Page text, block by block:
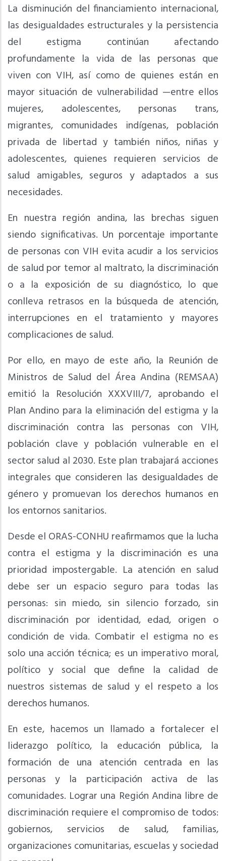
La disminución del financiamiento internacional,
las desigualdades estructurales y la persistencia
del estigma continúan afectando
profundamente la vida de las personas que
viven con VIH, así como de quienes están en
mayor situación de vulnerabilidad —entre ellos
mujeres, adolescentes, personas trans,
migrantes, comunidades indígenas, población
privada de libertad y también niños, niñas y
adolescentes, quienes requieren servicios de
salud amigables, seguros y adaptados a sus
necesidades.
En nuestra región andina, las brechas siguen
siendo significativas. Un porcentaje importante
de personas con VIH evita acudir a los servicios
de salud por temor al maltrato, la discriminación
o a la exposición de su diagnóstico, lo que
conlleva retrasos en la búsqueda de atención,
interrupciones en el tratamiento y mayores
complicaciones de salud.
Por ello, en mayo de este año, la Reunión de
Ministros de Salud del Área Andina (REMSAA)
emitió la Resolución XXXVIII/7, aprobando el
Plan Andino para la eliminación del estigma y la
discriminación contra las personas con VIH,
población clave y población vulnerable en el
sector salud al 2030. Este plan trabajará acciones
integrales que consideren las desigualdades de
género y promuevan los derechos humanos en
los entornos sanitarios.
Desde el ORAS-CONHU reafirmamos que la lucha
contra el estigma y la discriminación es una
prioridad impostergable. La atención en salud
debe ser un espacio seguro para todas las
personas: sin miedo, sin silencio forzado, sin
discriminación por identidad, edad, origen o
condición de vida. Combatir el estigma no es
solo una acción técnica; es un imperativo moral,
político y social que define la calidad de
nuestros sistemas de salud y el respeto a los
derechos humanos.
En este, hacemos un llamado a fortalecer el
liderazgo político, la educación pública, la
formación de una atención centrada en las
personas y la participación activa de las
comunidades. Lograr una Región Andina libre de
discriminación requiere el compromiso de todos:
gobiernos, servicios de salud, familias,
organizaciones comunitarias, escuelas y sociedad